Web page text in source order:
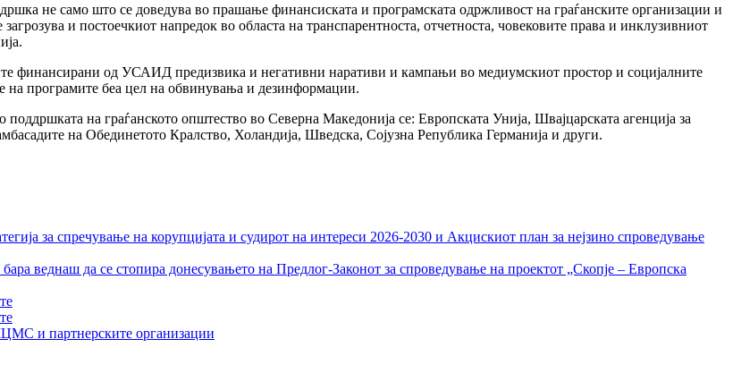
не само што се доведува во прашање финансиската и програмската одржливост на граѓанските организации и
и постоечкиот напредок во областа на транспарентноста, отчетноста, човековите права и инклузивниот
финансирани од УСАИД предизвика и негативни наративи и кампањи во медиумскиот простор и социјалните
на програмите беа цел на обвинувања и дезинформации.
на граѓанското општество во Северна Македонија се: Европската Унија, Швајцарската агенција за
на Обединетото Кралство, Холандија, Шведска, Сојузна Република Германија и други.
за спречување на корупцијата и судирот на интереси 2026-2030 и Акцискиот план за нејзино спроведување
веднаш да се стопира донесувањето на Предлог-Законот за спроведување на проектот „Скопје – Европска
и партнерските организации